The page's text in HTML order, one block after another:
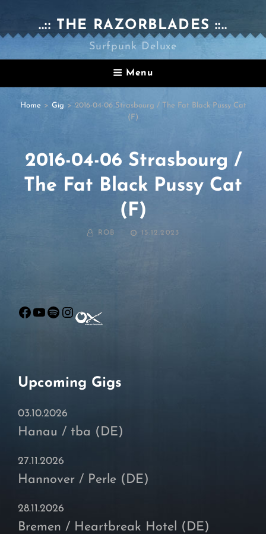
..:: THE RAZORBLADES ::..
Surfpunk Deluxe
Menu
Home > Gig > 2016-04-06 Strasbourg / The Fat Black Pussy Cat
(F)
2016-04-06 Strasbourg /
The Fat Black Pussy Cat
(F)
BY ROB
POSTED
15.12.2023
Facebook
YouTube
Spotify
Instagram
Upcoming Gigs
03.10.2026
Hanau / tba (DE)
27.11.2026
Hannover / Perle (DE)
28.11.2026
Bremen / Heartbreak Hotel (DE)